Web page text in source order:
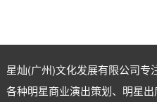
星灿(广州)文化发展有限公司专
各种明星商业演出策划、明星